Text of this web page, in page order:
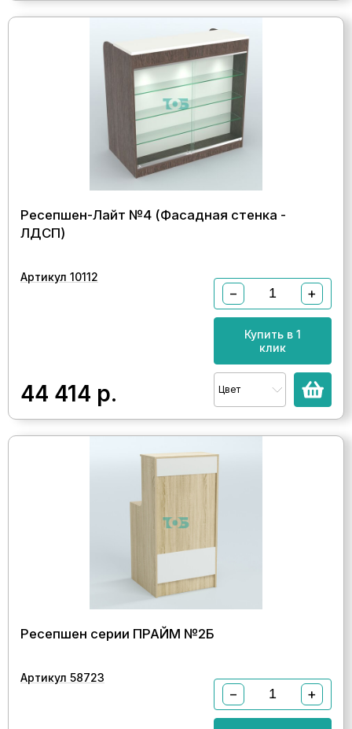
Ресепшен-Лайт №4 (Фасадная стенка -
ЛДСП)
Артикул 10112
44 414 р.
− +
Купить в 1
клик
Цвет
Ресепшен серии ПРАЙМ №2Б
Артикул 58723
− +